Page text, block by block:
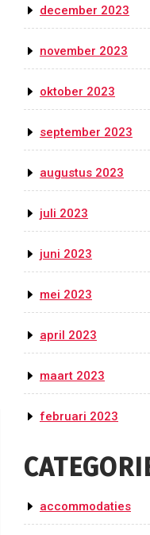
december 2023
november 2023
oktober 2023
september 2023
augustus 2023
juli 2023
juni 2023
mei 2023
april 2023
maart 2023
februari 2023
accommodaties